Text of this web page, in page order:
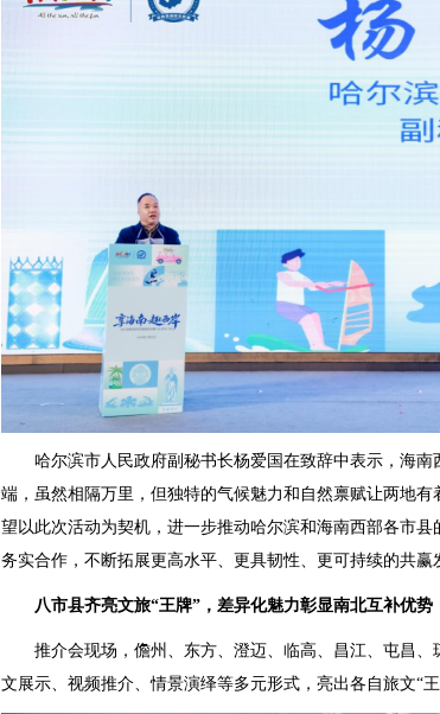
哈尔滨市人民政府副秘书长杨爱国在致辞中表示，海
端，虽然相隔万里，但独特的气候魅力和自然禀赋让两地
望以此次活动为契机，进一步推动哈尔滨和海南西部各市
务实合作，不断拓展更高水平、更具韧性、更可持续的共赢
八市县齐亮文旅“王牌”，差异化魅力彰显南北互补优势
推介会现场，儋州、东方、澄迈、临高、昌江、屯昌
文展示、视频推介、情景演绎等多元形式，亮出各自旅文“王